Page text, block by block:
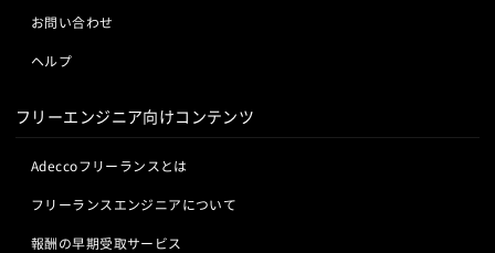
お問い合わせ
ヘルプ
フリーエンジニア向けコンテンツ
Adeccoフリーランスとは
フリーランスエンジニアについて
報酬の早期受取サービス